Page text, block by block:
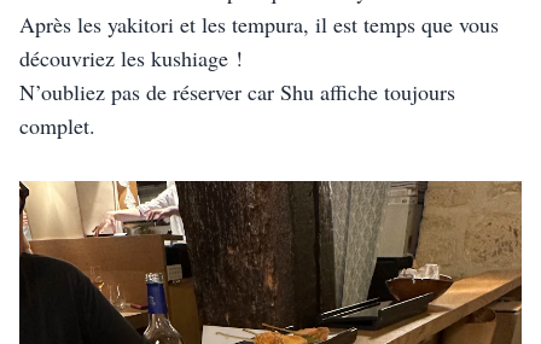
Après les yakitori et les tempura, il est temps que vous
découvriez les kushiage !
N’oubliez pas de réserver car Shu affiche toujours
complet.